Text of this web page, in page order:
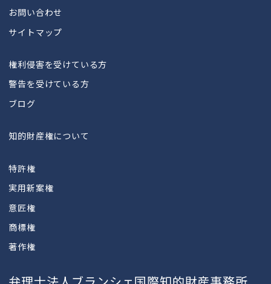
お問い合わせ
サイトマップ
権利侵害を受けている方
警告を受けている方
ブログ
知的財産権について
特許権
実用新案権
意匠権
商標権
著作権